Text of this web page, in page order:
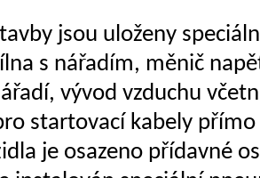
jsou uloženy
s nářadím, měnič
vývod vzduchu
startovací kabely
je osazeno přídavné